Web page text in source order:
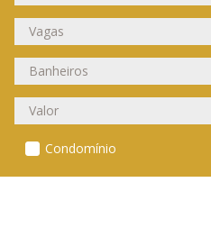
Condomínio